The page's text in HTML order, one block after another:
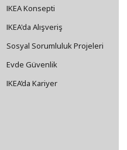
IKEA Konsepti
IKEA'da Alışveriş
Sosyal Sorumluluk Projeleri
Evde Güvenlik
IKEA’da Kariyer